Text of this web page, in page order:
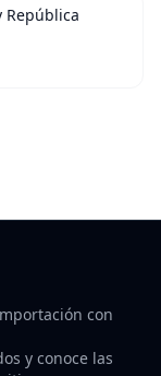
República
con
y conoce las